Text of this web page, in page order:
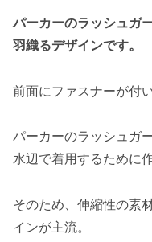
パーカーのラッシュガ
羽織るデザインです。
前面にファスナーが付
パーカーのラッシュガ
水辺で着用するために
そのため、伸縮性の素
インが主流。